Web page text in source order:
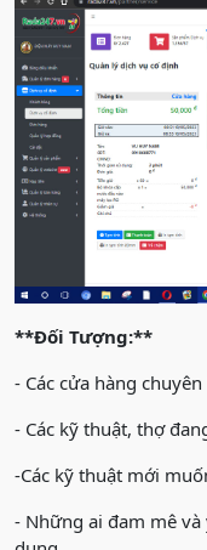
**Đối Tượng:**
- Các cửa hàng
- Các kỹ thuật, thợ
-Các kỹ thuật mới
- Những ai đam mê